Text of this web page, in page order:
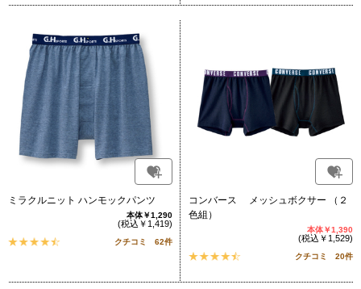
ミラクルニット ハンモックパンツ
本体￥1,290
(税込￥1,419)
クチコミ 62件
コンバース メッシュボクサー （２
色組）
本体￥1,390
(税込￥1,529)
クチコミ 20件